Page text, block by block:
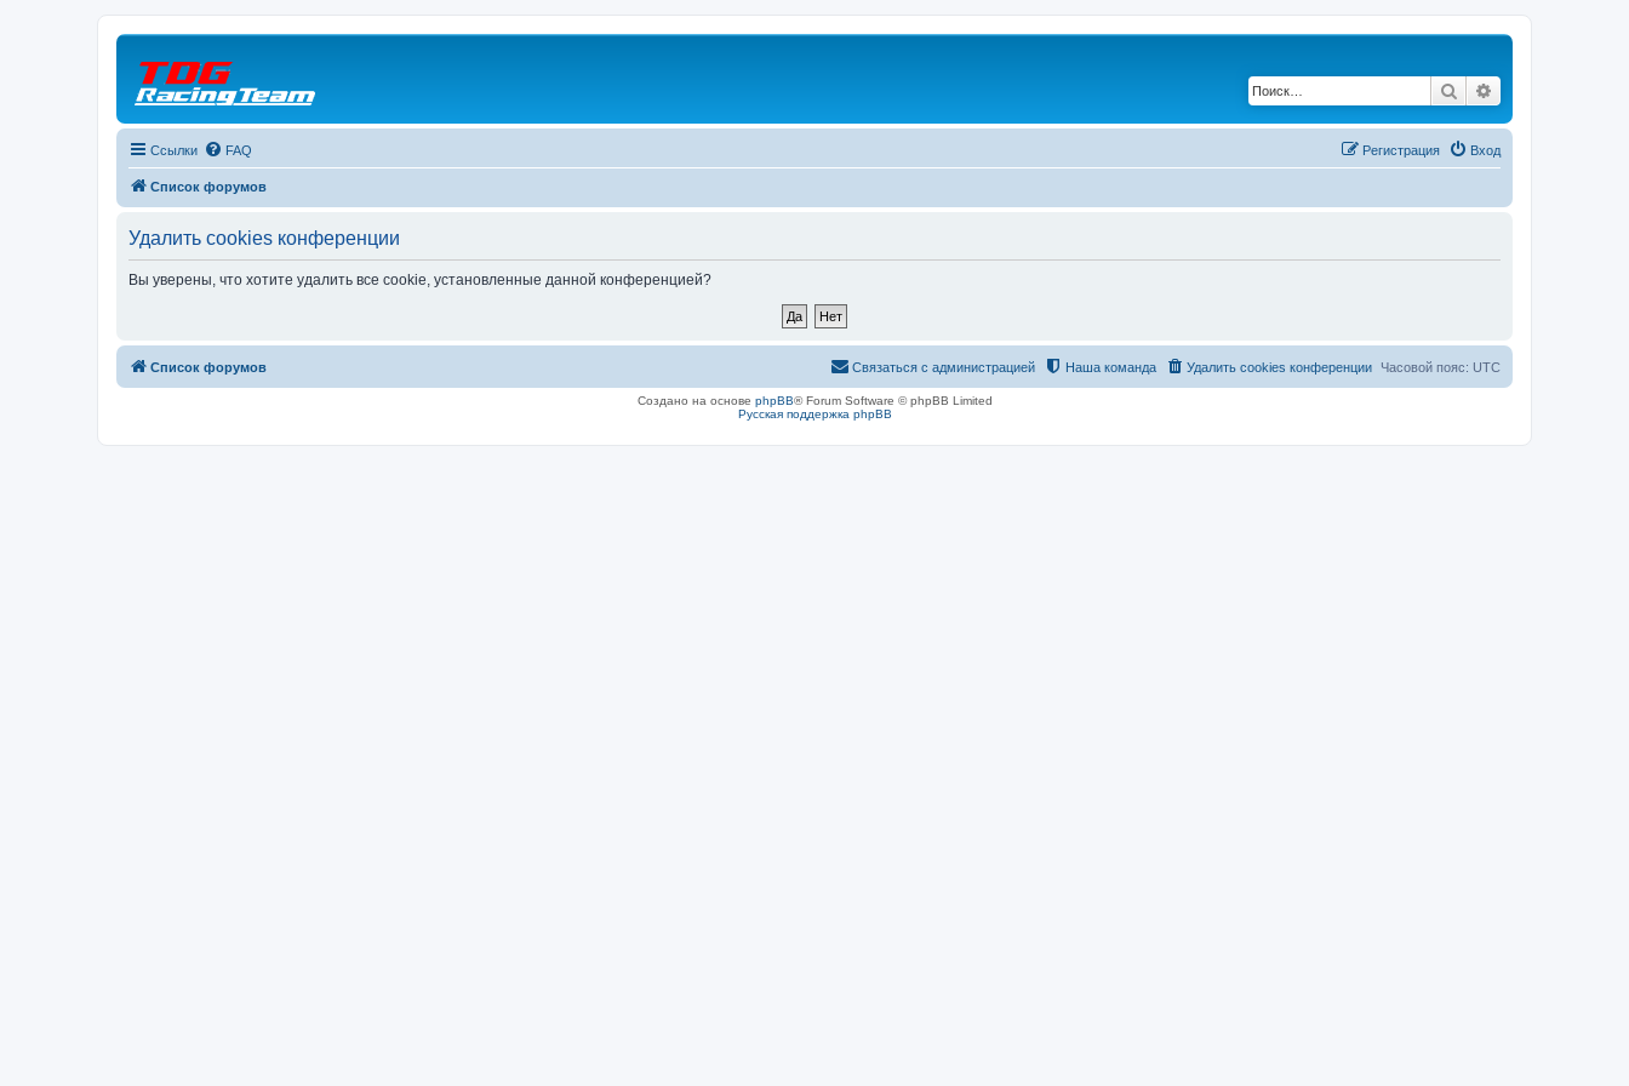
Поиск
Ссылки FAQ Вход
Регистрация
Список форумов
Удалить cookies конференции
Вы уверены, что хотите удалить все cookie, установленные данной конференцией?
Список форумов Часовой пояс: UTC
Удалить cookies конференции
Наша команда
Связаться с администрацией
Создано на основе phpBB® Forum Software © phpBB Limited
Русская поддержка phpBB